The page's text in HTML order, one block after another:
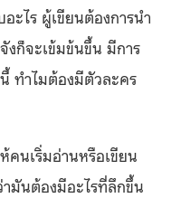
ะไร ผู้เขียนต้องการนำ
งก็จะเข้มข้นขึ้น มีการ
ทำไมต้องมีตัวละคร
คนเริ่มอ่านหรือเขียน
ามันต้องมีอะไรที่ลึกขึ้น